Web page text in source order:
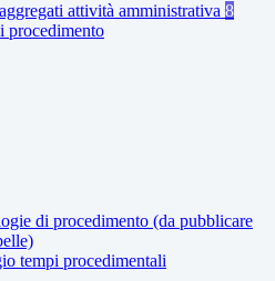
attività amministrativa 8
procedimento
di procedimento (da pubblicare
tempi procedimentali